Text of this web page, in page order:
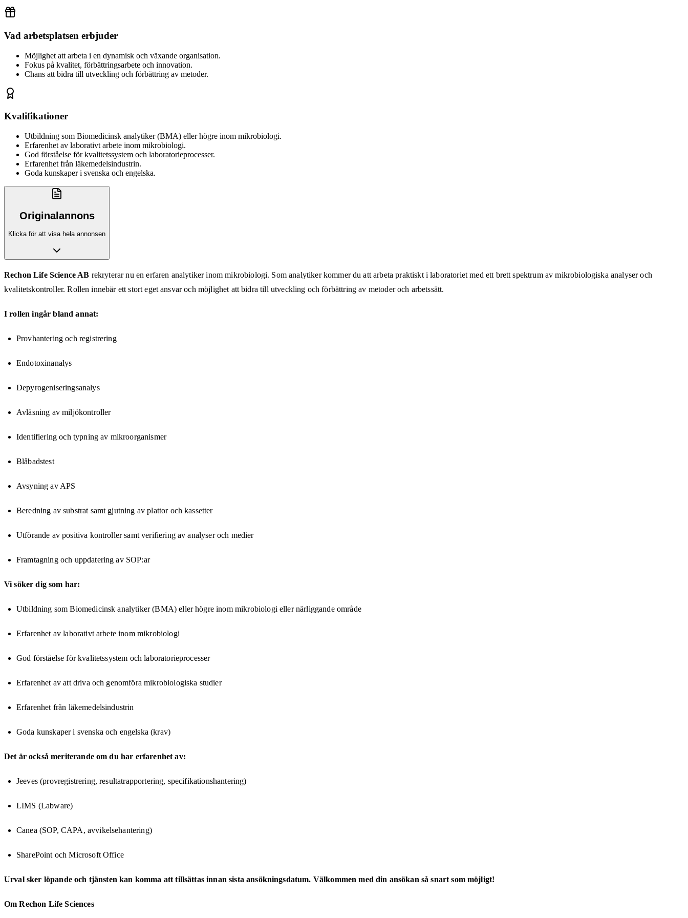
Vad arbetsplatsen erbjuder
Möjlighet att arbeta i en dynamisk och växande organisation.
Fokus på kvalitet, förbättringsarbete och innovation.
Chans att bidra till utveckling och förbättring av metoder.
Kvalifikationer
Utbildning som Biomedicinsk analytiker (BMA) eller högre inom mikrobiologi.
Erfarenhet av laborativt arbete inom mikrobiologi.
God förståelse för kvalitetssystem och laboratorieprocesser.
Erfarenhet från läkemedelsindustrin.
Goda kunskaper i svenska och engelska.
Originalannons
Klicka för att visa hela annonsen
Rechon Life Science AB rekryterar nu en erfaren analytiker inom mikrobiologi. Som analytiker kommer du att arbeta praktiskt i laboratoriet med ett brett spektrum av mikrobiologiska analyser och
kvalitetskontroller. Rollen innebär ett stort eget ansvar och möjlighet att bidra till utveckling och förbättring av metoder och arbetssätt.
I rollen ingår bland annat:
Provhantering och registrering
Endotoxinanalys
Depyrogeniseringsanalys
Avläsning av miljökontroller
Identifiering och typning av mikroorganismer
Blåbadstest
Avsyning av APS
Beredning av substrat samt gjutning av plattor och kassetter
Utförande av positiva kontroller samt verifiering av analyser och medier
Framtagning och uppdatering av SOP:ar
Vi söker dig som har:
Utbildning som Biomedicinsk analytiker (BMA) eller högre inom mikrobiologi eller närliggande område
Erfarenhet av laborativt arbete inom mikrobiologi
God förståelse för kvalitetssystem och laboratorieprocesser
Erfarenhet av att driva och genomföra mikrobiologiska studier
Erfarenhet från läkemedelsindustrin
Goda kunskaper i svenska och engelska (krav)
Det är också meriterande om du har erfarenhet av:
Jeeves (provregistrering, resultatrapportering, specifikationshantering)
LIMS (Labware)
Canea (SOP, CAPA, avvikelsehantering)
SharePoint och Microsoft Office
Urval sker löpande och tjänsten kan komma att tillsättas innan sista ansökningsdatum. Välkommen med din ansökan så snart som möjligt!
Om Rechon Life Sciences